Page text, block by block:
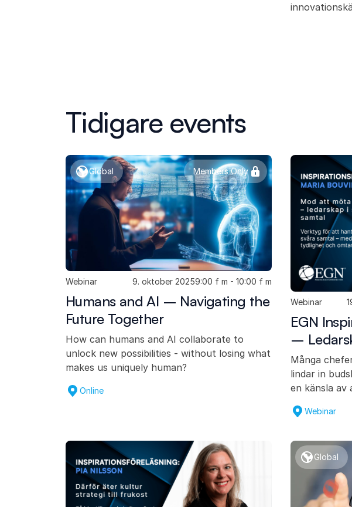
Tidigare events
Global Members Only
Webinar 9. oktober 20259:00 f m - 10:00 f m
Humans and AI – Navigating the
Future Together
How can humans and AI collaborate to
unlock new possibilities - without losing what
makes us uniquely human?
Online
Webinar
EGN
–
Många
lindar in
en känsla
Webinar
Global